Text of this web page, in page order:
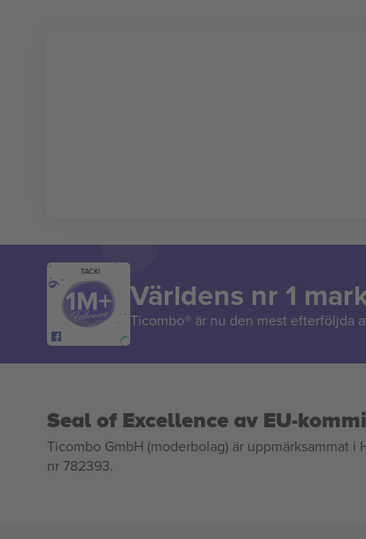
TACK!
Världens nr 1
Ticombo® är nu den mest efterföljda
Seal of Excellence av EU-
Ticombo GmbH (moderbolag) är uppmärksammat
nr 782393.